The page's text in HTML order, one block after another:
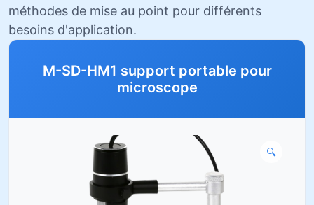
méthodes de mise au point pour différents
besoins d'application.
M-SD-HM1 support portable pour
microscope
🔍